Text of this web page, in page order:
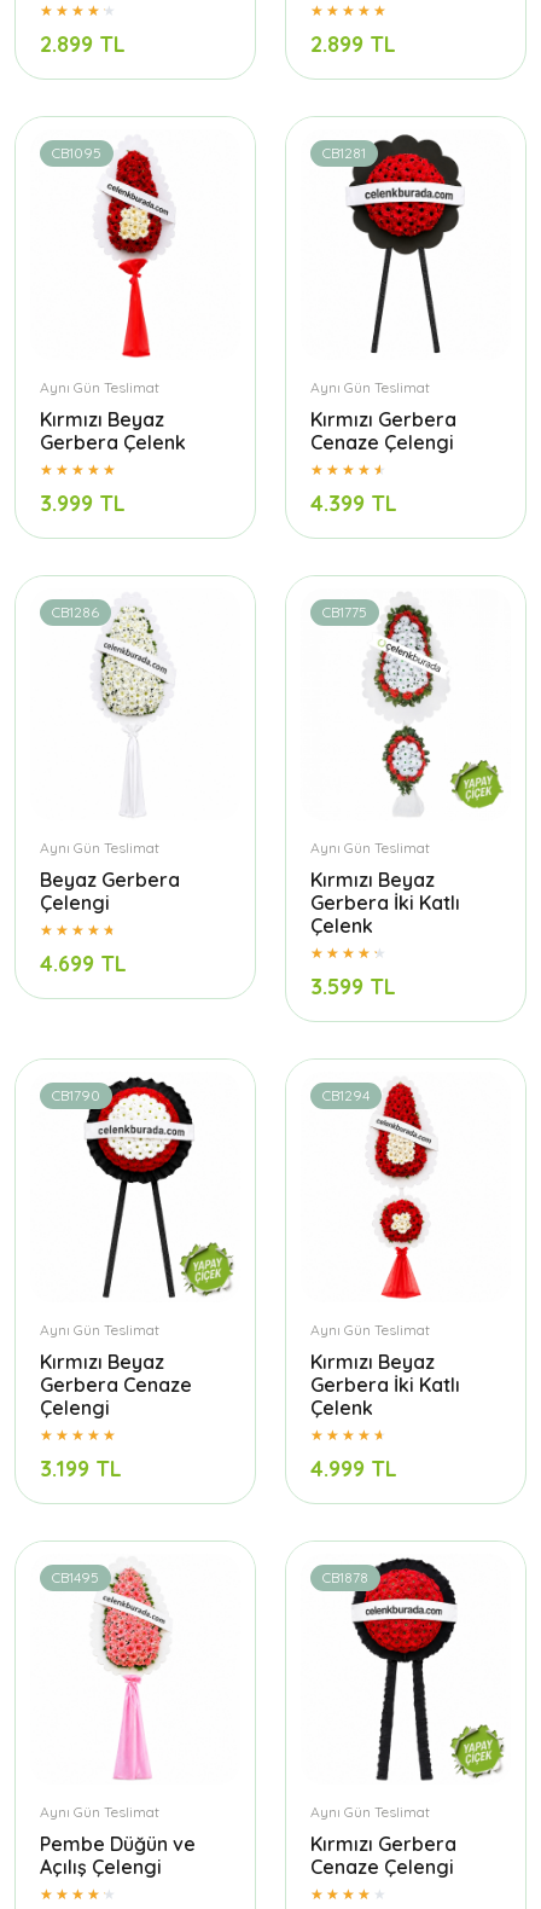
2.899 TL 2.899 TL
CB1095
Aynı Gün Teslimat
Kırmızı Beyaz
Gerbera Çelenk
3.999 TL
CB1281
Aynı Gün Teslimat
Kırmızı Gerbera
Cenaze Çelengi
4.399 TL
CB1286
Aynı Gün Teslimat
Beyaz Gerbera
Çelengi
4.699 TL
CB1775
Aynı Gün Teslimat
Kırmızı Beyaz
Gerbera İki Katlı
Çelenk
3.599 TL
CB1790
Aynı Gün Teslimat
Kırmızı Beyaz
Gerbera Cenaze
Çelengi
3.199 TL
CB1294
Aynı Gün Teslimat
Kırmızı Beyaz
Gerbera İki Katlı
Çelenk
4.999 TL
CB1495
Aynı Gün Teslimat
Pembe Düğün ve
Açılış Çelengi
CB1878
Aynı Gün Teslimat
Kırmızı Gerbera
Cenaze Çelengi